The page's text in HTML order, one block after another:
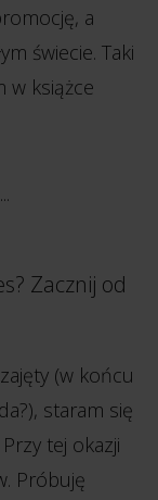
a
świecie. Taki
w książce
Zacznij od
(w końcu
staram się
tej okazji
Próbuję